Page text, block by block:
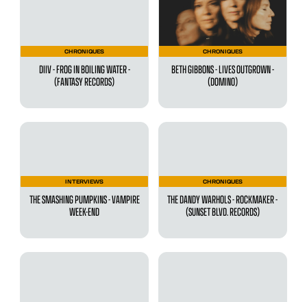
CHRONIQUES
DIIV - FROG IN BOILING WATER -
(FANTASY RECORDS)
CHRONIQUES
BETH GIBBONS - LIVES OUTGROWN -
(DOMINO)
INTERVIEWS
THE SMASHING PUMPKINS - VAMPIRE
WEEK-END
CHRONIQUES
THE DANDY WARHOLS - ROCKMAKER -
(SUNSET BLVD. RECORDS)